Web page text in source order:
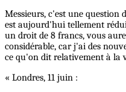
Messieurs, c'est une question
est aujourd'hui tellement
un droit de 8 francs, vous
considérable, car j'ai des
ce qu'on dit relativement à la
« Londres, 11 juin :